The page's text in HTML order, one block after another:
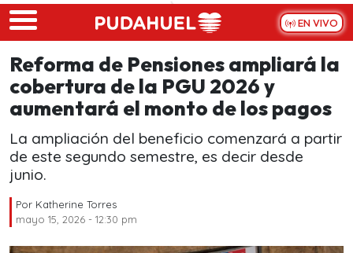
Skip to main content
EN VIVO
Reforma de Pensiones ampliará la
cobertura de la PGU 2026 y
aumentará el monto de los pagos
La ampliación del beneficio comenzará a partir
de este segundo semestre, es decir desde
junio.
Por Katherine Torres
mayo 15, 2026 - 12:30 pm